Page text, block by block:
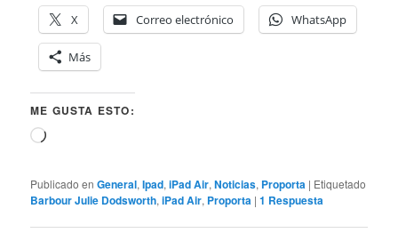
X
Correo electrónico WhatsApp
Más
ME GUSTA ESTO:
Cargando...
Publicado en General,Ipad,iPad Air,Noticias, Proporta | Etiquetado
Barbour Julie Dodsworth,iPad Air, Proporta |1 Respuesta